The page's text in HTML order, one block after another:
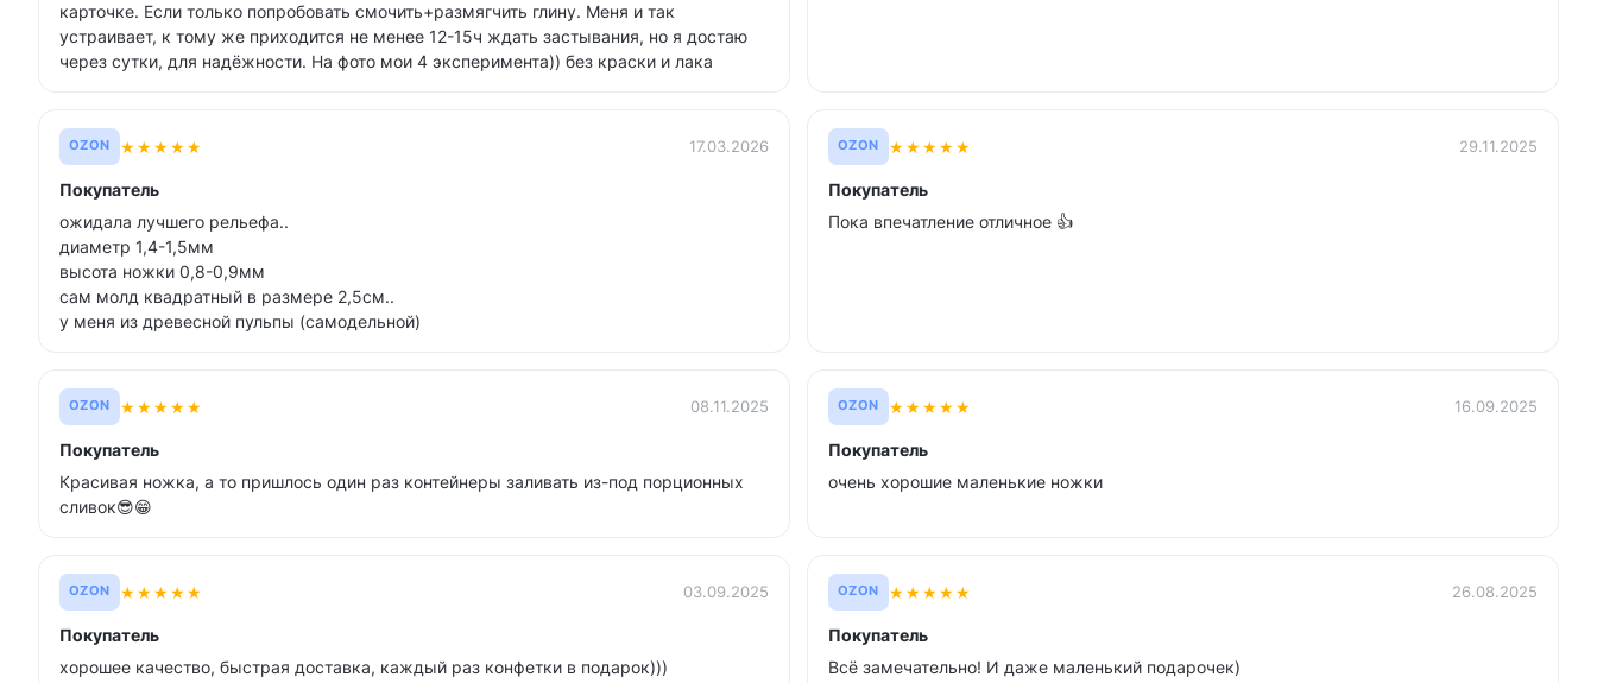
карточке. Если только попробовать смочить+размягчить глину. Меня и так
устраивает, к тому же приходится не менее 12-15ч ждать застывания, но я достаю
через сутки, для надёжности. На фото мои 4 эксперимента)) без краски и лака
OZON ★★★★★ 17.03.2026
Покупатель
ожидала лучшего рельефа..
диаметр 1,4-1,5мм
высота ножки 0,8-0,9мм
сам молд квадратный в размере 2,5см..
у меня из древесной пульпы (самодельной)
OZON ★★★★★ 29.11.2025
Покупатель
Пока впечатление отличное 👍
OZON ★★★★★ 08.11.2025
Покупатель
Красивая ножка, а то пришлось один раз контейнеры заливать из-под порционных
сливок😎😁
OZON ★★★★★ 16.09.2025
Покупатель
очень хорошие маленькие ножки
OZON ★★★★★ 03.09.2025
Покупатель
хорошее качество, быстрая доставка, каждый раз конфетки в подарок)))
OZON ★★★★★ 26.08.2025
Покупатель
Всё замечательно! И даже маленький подарочек)